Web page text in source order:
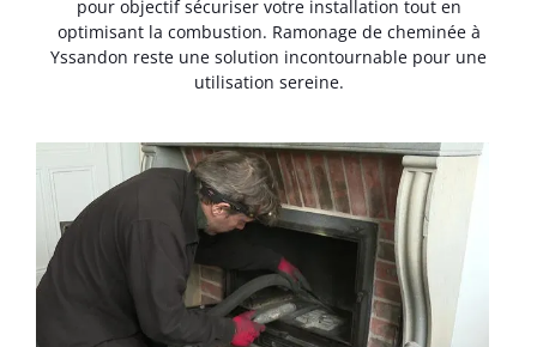
pour objectif sécuriser votre installation tout en
optimisant la combustion. Ramonage de cheminée à
Yssandon reste une solution incontournable pour une
utilisation sereine.